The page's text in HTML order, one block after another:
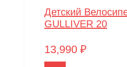
Детский
GULLIVER 20
13,990 ₽